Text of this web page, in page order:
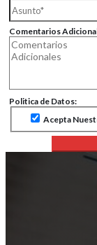
Comentarios
Politica de Datos:
Acepta